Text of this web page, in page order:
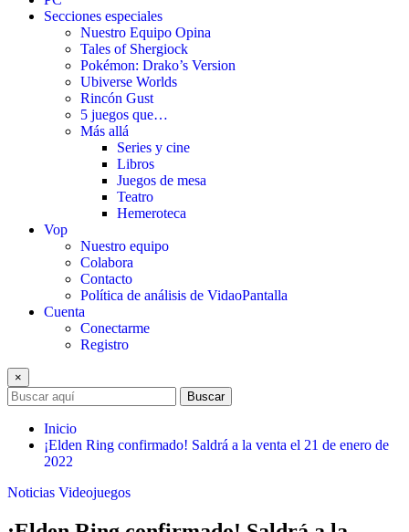
Secciones especiales
Nuestro Equipo Opina
Tales of Shergiock
Pokémon: Drako’s Version
Ubiverse Worlds
Rincón Gust
5 juegos que…
Más allá
Series y cine
Libros
Juegos de mesa
Teatro
Hemeroteca
Vop
Nuestro equipo
Colabora
Contacto
Política de análisis de VidaoPantalla
Cuenta
Conectarme
Registro
×
Buscar
Inicio
¡Elden Ring confirmado! Saldrá a la venta el 21 de enero de
2022
Noticias Videojuegos